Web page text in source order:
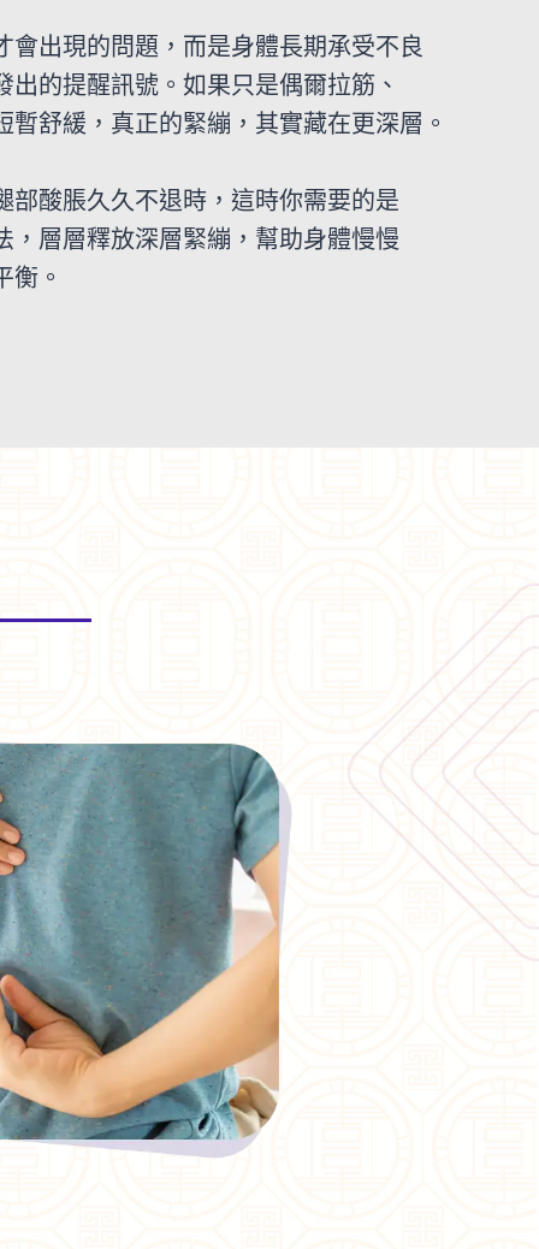
會出現的問題，而是身體長期承受不良
的提醒訊號。如果只是偶爾拉筋、
暫舒緩，真正的緊繃，其實藏在更深層。
部酸脹久久不退時，這時你需要的是
，層層釋放深層緊繃，幫助身體慢慢
衡。